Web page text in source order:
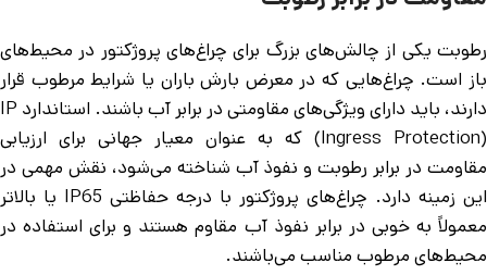
رطوبت یکی از چالش‌های بزرگ برای چراغ‌های پروژکتور در محیط‌های
باز است. چراغ‌هایی که در معرض بارش باران یا شرایط مرطوب قرار
دارند، باید دارای ویژگی‌های مقاومتی در برابر آب باشند. استاندارد IP
(Ingress Protection) که به عنوان معیار جهانی برای ارزیابی
مقاومت در برابر رطوبت و نفوذ آب شناخته می‌شود، نقش مهمی در
این زمینه دارد. چراغ‌های پروژکتور با درجه حفاظتی IP65 یا بالاتر
معمولاً به خوبی در برابر نفوذ آب مقاوم هستند و برای استفاده در
محیط‌های مرطوب مناسب می‌باشند.